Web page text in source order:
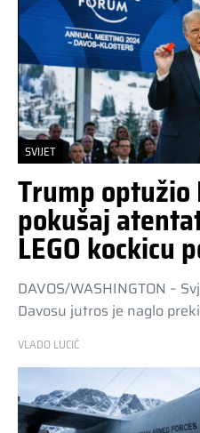
SVIJET
Trump optužio
pokušaj
LEGO kockicu
DAVOS/WASHINGTON –
Davosu jutros je naglo
VLADO LUCIĆ